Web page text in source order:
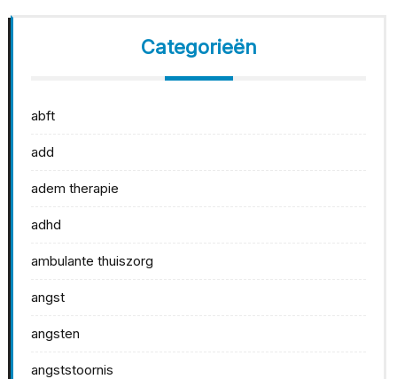
Categorieën
abft
add
adem therapie
adhd
ambulante thuiszorg
angst
angsten
angststoornis